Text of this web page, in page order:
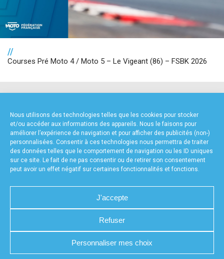
Nous utilisons des technologies telles que les cookies pour stocker
et/ou accéder aux informations des appareils. Nous le faisons pour
améliorer l’expérience de navigation et pour afficher des publicités (non-)
personnalisées. Consentir à ces technologies nous permettra de traiter
des données telles que le comportement de navigation ou les ID uniques
sur ce site. Le fait de ne pas consentir ou de retirer son consentement
peut avoir un effet négatif sur certaines fonctionnalités et fonctions.
J'accepte
Refuser
Personnaliser mes choix
//
Courses Pré Moto 4 / Moto 5 – Le Vigeant (86) – FSBK 2026
CHARTE DE CONFIDENTIALITÉ
NOUS CONTACTER